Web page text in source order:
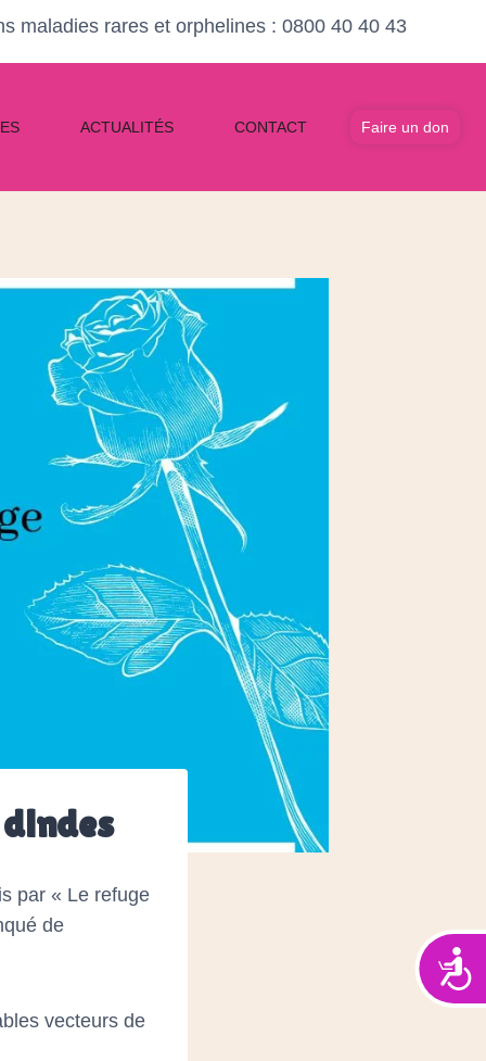
maladies rares et orphelines : 0800 40 40 43
ACTUALITÉS CONTACT Faire un don
par « Le refuge
de
vecteurs de